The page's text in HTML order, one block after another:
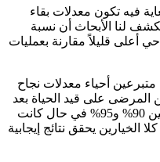
فيه تكون معدلات بقاء
لنا الأبحاث أن نسبة
أعلى قليلاً مقارنة بعمليات
أحياء معدلات نجاح
يبقى نحو 95% إلى 98% من المرضى على قيد الحياة بعد
عام من العملية، بينما تتراوح النسبة بين 90% و95% في حال كانت
الخيارين يحقق نتائج إيجابية